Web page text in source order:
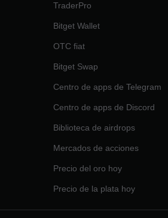
TraderPro
Bitget Wallet
OTC fiat
Bitget Swap
Centro de apps de Telegram
Centro de apps de Discord
Biblioteca de airdrops
Mercados de acciones
Precio del oro hoy
Precio de la plata hoy